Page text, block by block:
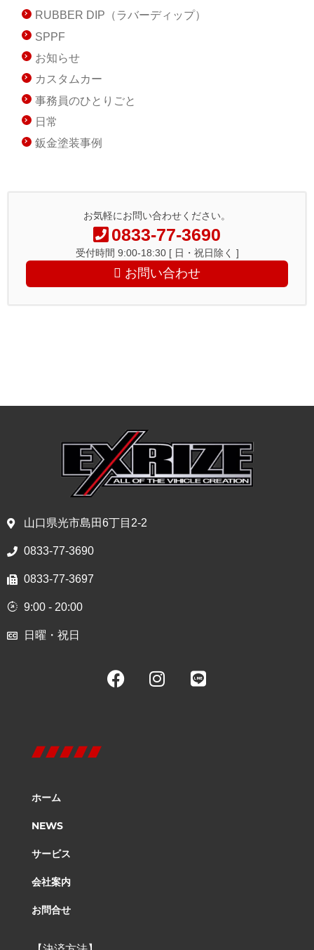
RUBBER DIP（ラバーディップ）
SPPF
お知らせ
カスタムカー
事務員のひとりごと
日常
鈑金塗装事例
お気軽にお問い合わせください。
0833-77-3690
受付時間 9:00-18:30 [ 日・祝日除く ]
お問い合わせ
山口県光市島田6丁目2-2
0833-77-3690
0833-77-3697
9:00 - 20:00
日曜・祝日
ホーム
NEWS
サービス
会社案内
お問合せ